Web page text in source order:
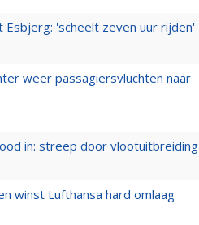
Esbjerg: 'scheelt zeven uur rijden'
weer passagiersvluchten naar
in: streep door vlootuitbreiding
winst Lufthansa hard omlaag